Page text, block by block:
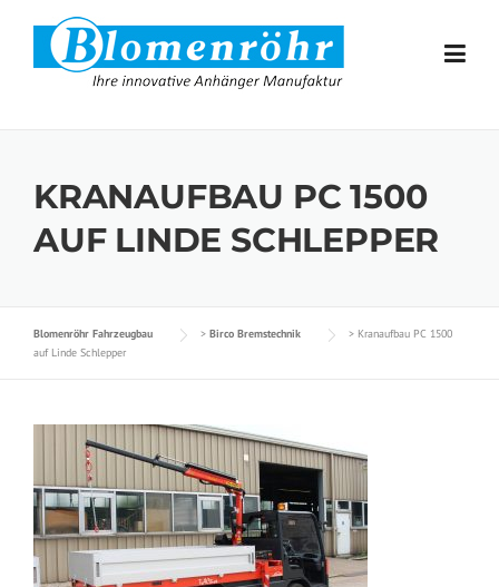
Skip to content
KRANAUFBAU PC 1500
AUF LINDE SCHLEPPER
Blomenröhr Fahrzeugbau > Birco Bremstechnik > Kranaufbau PC 1500
auf Linde Schlepper